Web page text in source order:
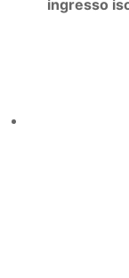
ingresso